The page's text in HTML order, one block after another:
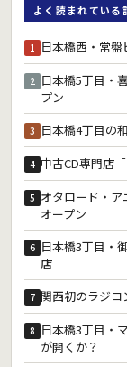
よく読まれている
1 日本橋西・常
2 日本橋5丁目・
プン
3 日本橋4丁目の
4 中古CD専門店
5 オタロード・
オープン
6 日本橋3丁目・
店
7 関西初のラジ
8 日本橋3丁目・
が開くか？